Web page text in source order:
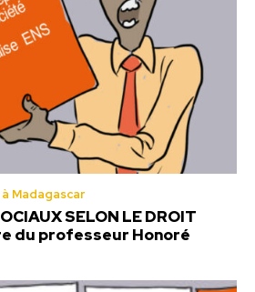
Madagascar
SELON LE DROIT
du professeur Honoré